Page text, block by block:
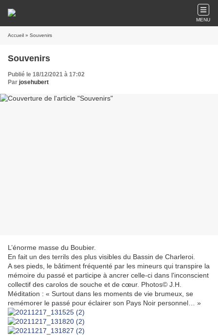
MENU
Accueil » Souvenirs
Souvenirs
Publié le 18/12/2021 à 17:02
Par josehubert
L’énorme masse du Boubier.
En fait un des terrils des plus visibles du Bassin de Charleroi.
A ses pieds, le bâtiment fréquenté par les mineurs qui transpire la
mémoire du passé et participe à ancrer celle-ci dans l'inconscient
collectif des carolos de souche et de cœur. Photos© J.H.
Méditation : « Surtout dans les moments de vie brumeux, se
remémorer le passé pour éclairer son Pays Noir personnel… »